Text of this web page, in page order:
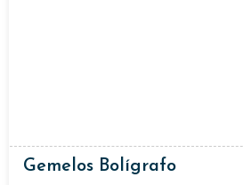
Gemelos Bolígrafo